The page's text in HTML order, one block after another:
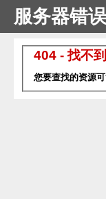
服务器错误
404 - 找不
您要查找的资源